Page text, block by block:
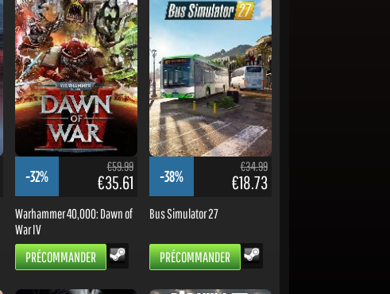
-32%
€59.99
€35.61
Warhammer 40,000: Dawn of
War IV
PRÉCOMMANDER
-38%
€34.99
€18.73
Bus Simulator 27
PRÉCOMMANDER